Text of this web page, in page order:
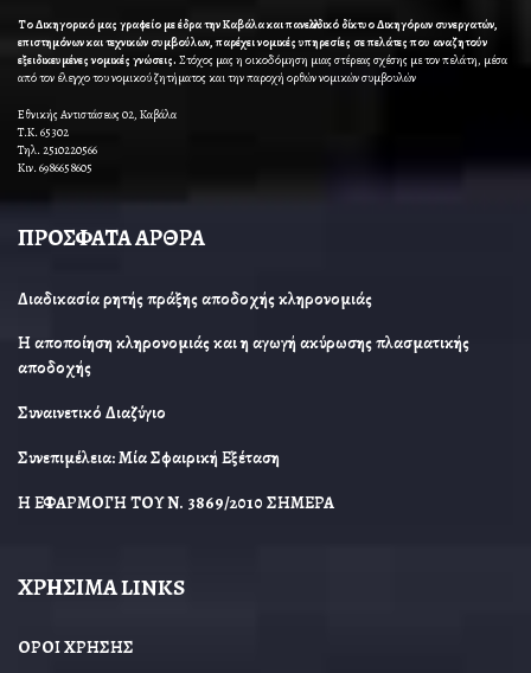
Το Δικηγορικό μας γραφείο με έδρα την Καβάλα και πανελλαδικό δίκτυο Δικηγόρων συνεργατών,
επιστημόνων και τεχνικών συμβούλων, παρέχει νομικές υπηρεσίες σε πελάτες που αναζητούν
εξειδικευμένες νομικές γνώσεις. Στόχος μας η οικοδόμηση μιας στέρεας σχέσης με τον πελάτη, μέσα
από τον έλεγχο του νομικού ζητήματος και την παροχή ορθών νομικών συμβουλών
Εθνικής Αντιστάσεως 02, Καβάλα
Τ.Κ. 65302
Τηλ. 2510220566
Κιν. 6986658605
ΠΡΟΣΦΑΤΑ ΑΡΘΡΑ
Διαδικασία ρητής πράξης αποδοχής κληρονομιάς
Η αποποίηση κληρονομιάς και η αγωγή ακύρωσης πλασματικής
αποδοχής
Συναινετικό Διαζύγιο
Συνεπιμέλεια: Μία Σφαιρική Εξέταση
Η ΕΦΑΡΜΟΓΗ ΤΟΥ Ν. 3869/2010 ΣΗΜΕΡΑ
ΧΡΗΣΙΜΑ LINKS
ΟΡΟΙ ΧΡΗΣΗΣ